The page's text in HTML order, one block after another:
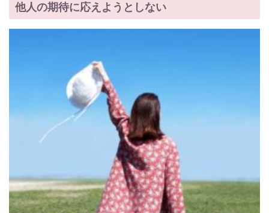
他人の期待に応えようとしない